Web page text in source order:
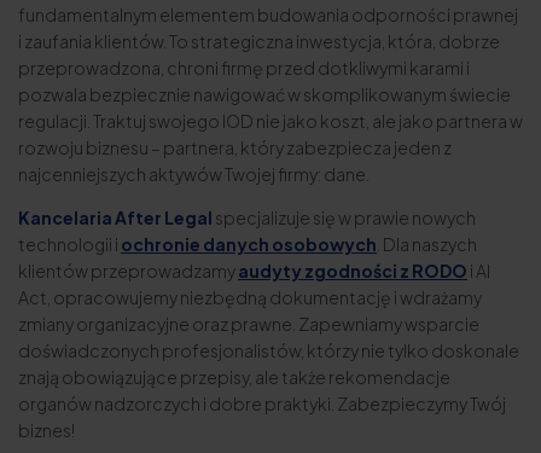
fundamentalnym elementem budowania odporności prawnej
i zaufania klientów. To strategiczna inwestycja, która, dobrze
przeprowadzona, chroni firmę przed dotkliwymi karami i
pozwala bezpiecznie nawigować w skomplikowanym świecie
regulacji. Traktuj swojego IOD nie jako koszt, ale jako partnera w
rozwoju biznesu – partnera, który zabezpiecza jeden z
najcenniejszych aktywów Twojej firmy: dane.
Kancelaria After Legal specjalizuje się w prawie nowych
technologii i ochronie danych osobowych . Dla naszych
klientów przeprowadzamyaudyty zgodności z RODO i AI
Act, opracowujemy niezbędną dokumentację i wdrażamy
zmiany organizacyjne oraz prawne. Zapewniamy wsparcie
doświadczonych profesjonalistów, którzy nie tylko doskonale
znają obowiązujące przepisy, ale także rekomendacje
organów nadzorczych i dobre praktyki. Zabezpieczymy Twój
biznes!